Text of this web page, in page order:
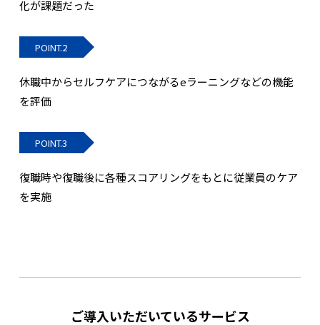
化が課題だった
POINT.2
休職中からセルフケアにつながるeラーニングなどの機能
を評価
POINT.3
復職時や復職後に各種スコアリングをもとに従業員のケア
を実施
ご導入いただいているサービス